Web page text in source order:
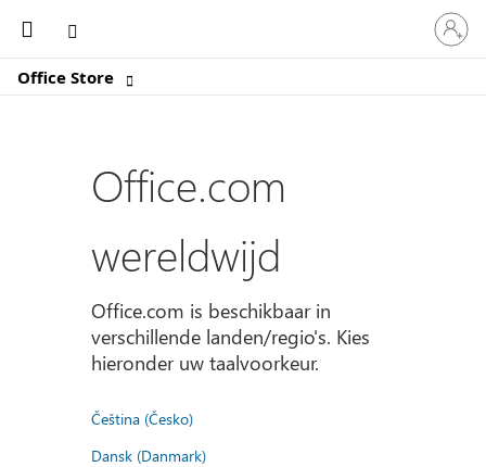
Office Store
Meld
je
aan
je
Office.com
wereldwijd
Office.com is beschikbaar in
verschillende landen/regio's. Kies
hieronder uw taalvoorkeur.
Čeština (Česko)
Dansk (Danmark)